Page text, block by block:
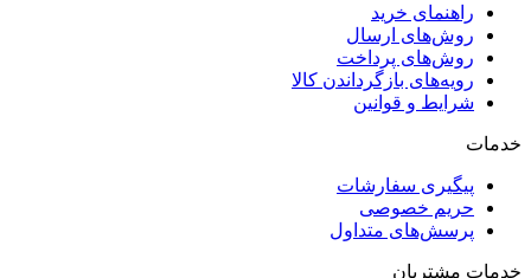
راهنمای خرید
روش‌های ارسال
روش‌های پرداخت
رویه‌های بازگرداندن کالا
شرایط و قوانین
خدمات
پیگیری سفارشات
حریم خصوصی
پرسش‌های متداول
خدمات مشتریان